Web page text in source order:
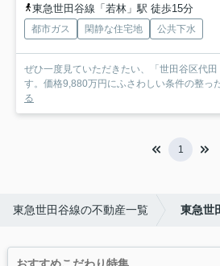
東急世田谷線「若林」駅 徒歩15分
都市ガス 閑静な住宅地 公共下水
ぜひ一度見ていただきたい、「世田谷区代
す。価格9,880万円にふさわしい条件の整っ
る
1
東急世田谷線の不動産一覧 東急世